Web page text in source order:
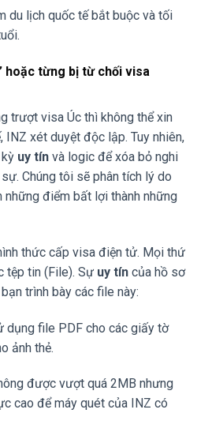
du lịch quốc tế bắt buộc và tối
hoặc từng bị từ chối visa
trượt visa Úc thì không thể xin
INZ xét duyệt độc lập. Tuy nhiên,
uy tín và logic để xóa bỏ nghi
Chúng tôi sẽ phân tích lý do
những điểm bất lợi thành những
thức cấp visa điện tử. Mọi thứ
tệp tin (File). Sự uy tín của hồ sơ
trình bày các file này:
dụng file PDF cho các giấy tờ
ảnh thẻ.
được vượt quá 2MB nhưng
cao để máy quét của INZ có